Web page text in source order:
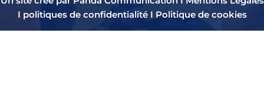
I politiques de confidentialitéI Politique de cookies